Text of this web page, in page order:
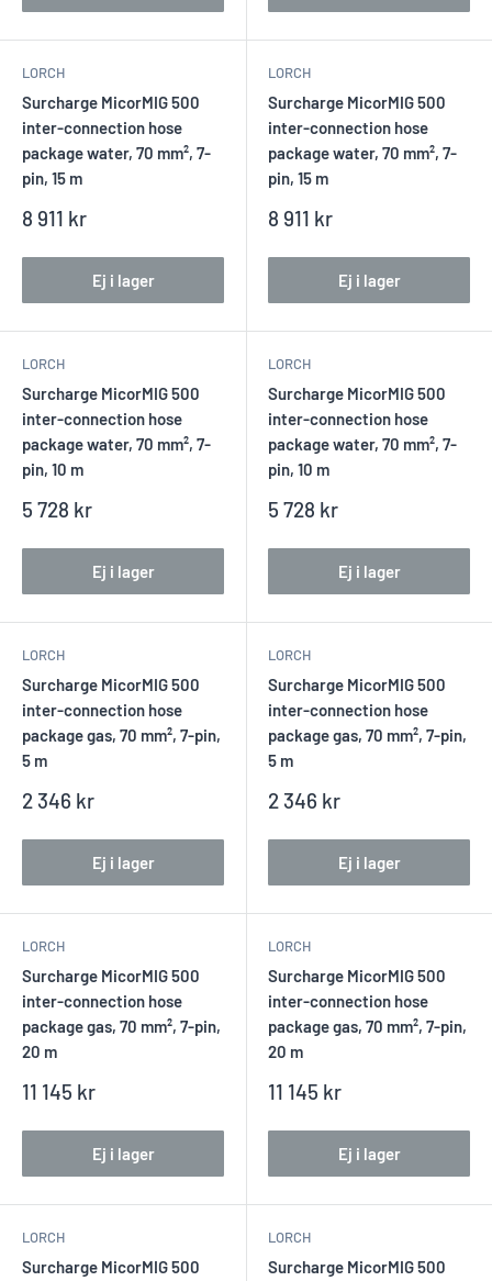
LORCH
Surcharge MicorMIG 500
inter-connection hose
package water, 70 mm², 7-
pin, 15 m
Reapris
8 911 kr
Ej i lager
LORCH
Surcharge MicorMIG 500
inter-connection hose
package water, 70 mm², 7-
pin, 15 m
Reapris
8 911 kr
Ej i lager
LORCH
Surcharge MicorMIG 500
inter-connection hose
package water, 70 mm², 7-
pin, 10 m
Reapris
5 728 kr
Ej i lager
LORCH
Surcharge MicorMIG 500
inter-connection hose
package water, 70 mm², 7-
pin, 10 m
Reapris
5 728 kr
Ej i lager
LORCH
Surcharge MicorMIG 500
inter-connection hose
package gas, 70 mm², 7-pin,
5 m
Reapris
2 346 kr
Ej i lager
LORCH
Surcharge MicorMIG 500
inter-connection hose
package gas, 70 mm², 7-pin,
5 m
Reapris
2 346 kr
Ej i lager
LORCH
Surcharge MicorMIG 500
inter-connection hose
package gas, 70 mm², 7-pin,
20 m
Reapris
11 145 kr
Ej i lager
LORCH
Surcharge MicorMIG 500
inter-connection hose
package gas, 70 mm², 7-pin,
20 m
Reapris
11 145 kr
Ej i lager
LORCH
Surcharge MicorMIG 500
LORCH
Surcharge MicorMIG 500